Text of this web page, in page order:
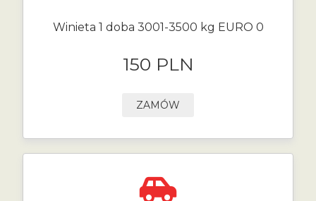
Winieta 1 doba 3001-3500 kg EURO 0
150 PLN
ZAMÓW